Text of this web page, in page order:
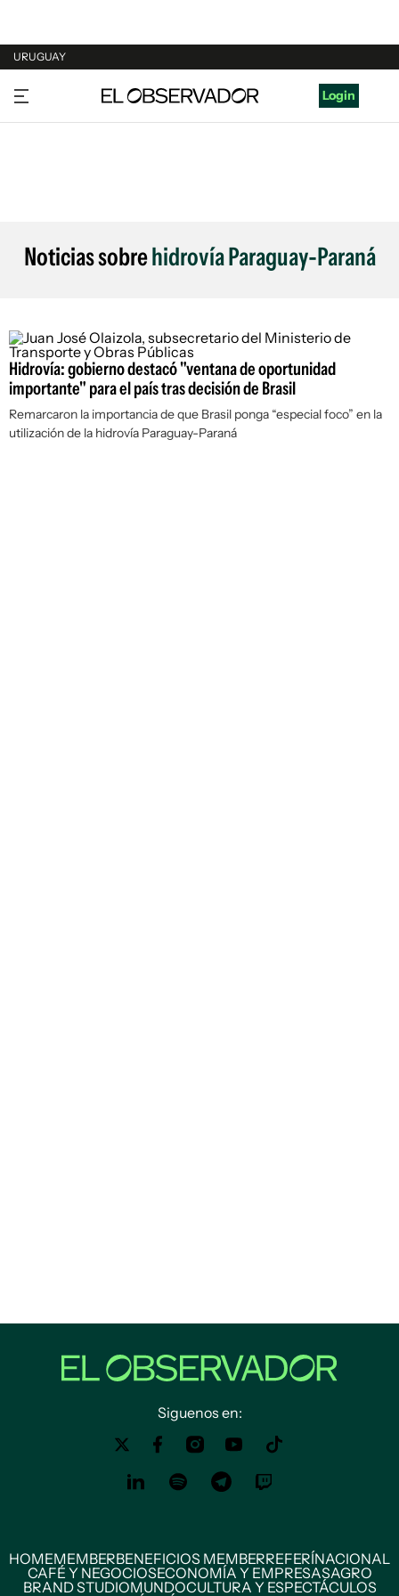
URUGUAY
URUGUAY
ARGENTINA
Login
Noticias sobrehidrovía Paraguay-Paraná
Hidrovía: gobierno destacó "ventana de oportunidad
importante" para el país tras decisión de Brasil
Remarcaron la importancia de que Brasil ponga “especial foco” en la
utilización de la hidrovía Paraguay-Paraná
Siguenos en:
HOMEMEMBERBENEFICIOS MEMBERREFERÍNACIONAL
CAFÉ Y NEGOCIOSECONOMÍA Y EMPRESASAGRO
BRAND STUDIOMUNDOCULTURA Y ESPECTÁCULOS